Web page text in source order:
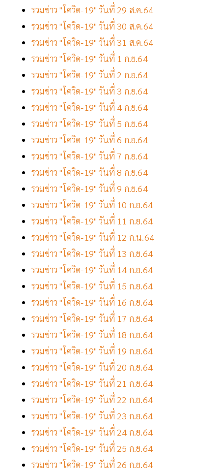
รวมข่าว "โควิด-19" วันที่ 29 ส.ค.64
รวมข่าว "โควิด-19" วันที่ 30 ส.ค.64
รวมข่าว "โควิด-19" วันที่ 31 ส.ค.64
รวมข่าว "โควิด-19" วันที่ 1 ก.ย.64
รวมข่าว "โควิด-19" วันที่ 2 ก.ย.64
รวมข่าว "โควิด-19" วันที่ 3 ก.ย.64
รวมข่าว "โควิด-19" วันที่ 4 ก.ย.64
รวมข่าว "โควิด-19" วันที่ 5 ก.ย.64
รวมข่าว "โควิด-19" วันที่ 6 ก.ย.64
รวมข่าว "โควิด-19" วันที่ 7 ก.ย.64
รวมข่าว "โควิด-19" วันที่ 8 ก.ย.64
รวมข่าว "โควิด-19" วันที่ 9 ก.ย.64
รวมข่าว "โควิด-19" วันที่ 10 ก.ย.64
รวมข่าว "โควิด-19" วันที่ 11 ก.ย.64
รวมข่าว "โควิด-19" วันที่ 12 ก.น.64
รวมข่าว "โควิด-19" วันที่ 13 ก.ย.64
รวมข่าว "โควิด-19" วันที่ 14 ก.ย.64
รวมข่าว "โควิด-19" วันที่ 15 ก.ย.64
รวมข่าว "โควิด-19" วันที่ 16 ก.ย.64
รวมข่าว "โควิด-19" วันที่ 17 ก.ย.64
รวมข่าว "โควิด-19" วันที่ 18 ก.ย.64
รวมข่าว "โควิด-19" วันที่ 19 ก.ย.64
รวมข่าว "โควิด-19" วันที่ 20 ก.ย.64
รวมข่าว "โควิด-19" วันที่ 21 ก.ย.64
รวมข่าว "โควิด-19" วันที่ 22 ก.ย.64
รวมข่าว "โควิด-19" วันที่ 23 ก.ย.64
รวมข่าว "โควิด-19" วันที่ 24 ก.ย.64
รวมข่าว "โควิด-19" วันที่ 25 ก.ย.64
รวมข่าว "โควิด-19" วันที่ 26 ก.ย.64